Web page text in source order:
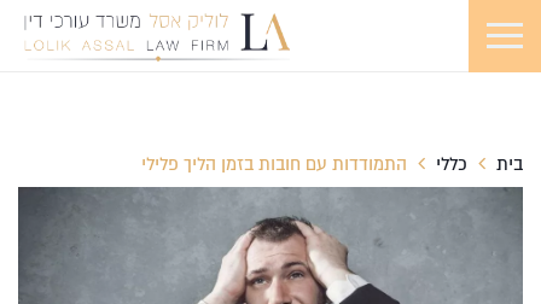
בית כללי התמודדות עם חובות בזמן הליך פלילי